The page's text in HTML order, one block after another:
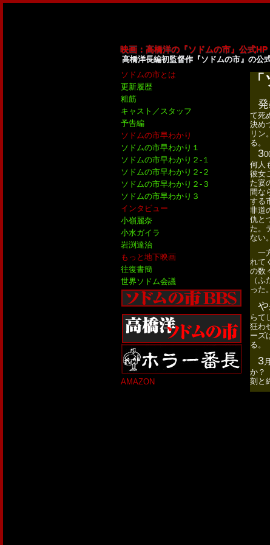
映画：高橋洋の『ソドムの市』公式HP
高橋洋長編初監督作『ソドムの市』の公
発
て死
決め
リン
る。
3
何人
彼女
た宴
間な
する
非道
仇と
た。
ない。
一
れて
の数
（
った
や
らて
狂わ
ーズ
る。
3
か？
刻と
ソドムの市とは
更新履歴
粗筋
キャスト／スタッフ
予告編
ソドムの市早わかり
ソドムの市早わかり１
ソドムの市早わかり２-１
ソドムの市早わかり２-２
ソドムの市早わかり２-３
ソドムの市早わかり３
インタビュー
小嶺麗奈
小水ガイラ
岩渕達治
もっと地下映画
往復書簡
世界ソドム会議
AMAZON